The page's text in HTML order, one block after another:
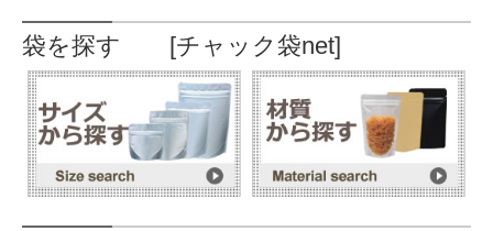
袋を探す [チャック袋net]